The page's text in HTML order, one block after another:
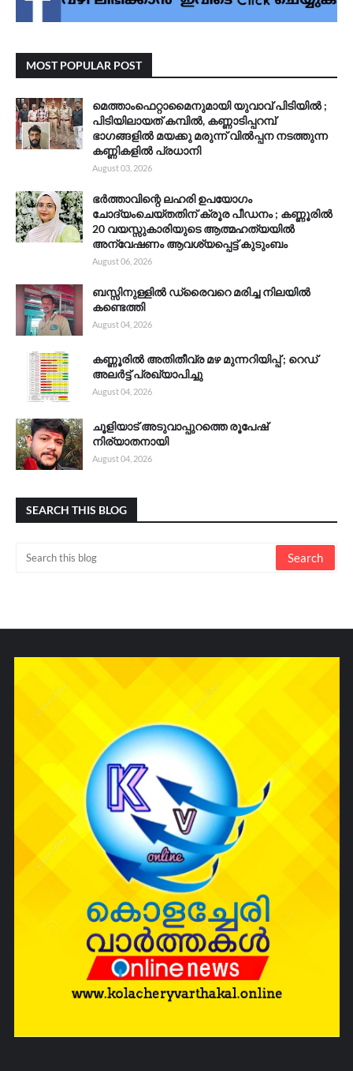
MOST POPULAR POST
മെത്താംഫെറ്റാമൈനുമായി യുവാവ് പിടിയിൽ ;
പിടിയിലായത് കമ്പിൽ, കണ്ണാടിപ്പറമ്പ്
ഭാഗങ്ങളിൽ മയക്കു മരുന്ന് വിൽപ്പന നടത്തുന്ന
കണ്ണികളിൽ പ്രധാനി
August 03, 2026
ഭർത്താവിന്റെ ലഹരി ഉപയോഗം
ചോദ്യംചെയ്തതിന് ക്രൂര പീഡനം ; കണ്ണൂരിൽ
20 വയസ്സുകാരിയുടെ ആത്മഹത്യയിൽ
അന്വേഷണം ആവശ്യപ്പെട്ട് കുടുംബം
August 06, 2026
ബസ്സിനുള്ളിൽ ഡ്രൈവറെ മരിച്ച നിലയിൽ
കണ്ടെത്തി
August 04, 2026
കണ്ണൂരിൽ അതിതീവ്ര മഴ മുന്നറിയിപ്പ് ; റെഡ്
അലർട്ട് പ്രഖ്യാപിച്ചു
August 04, 2026
ചൂളിയാട് അടുവാപ്പുറത്തെ രൂപേഷ്
നിര്യാതനായി
August 04, 2026
SEARCH THIS BLOG